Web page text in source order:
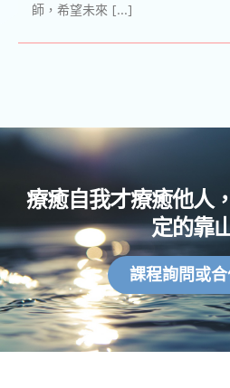
師，希望未來 […]
療癒自我才療癒他人
定的靠
課程詢問或